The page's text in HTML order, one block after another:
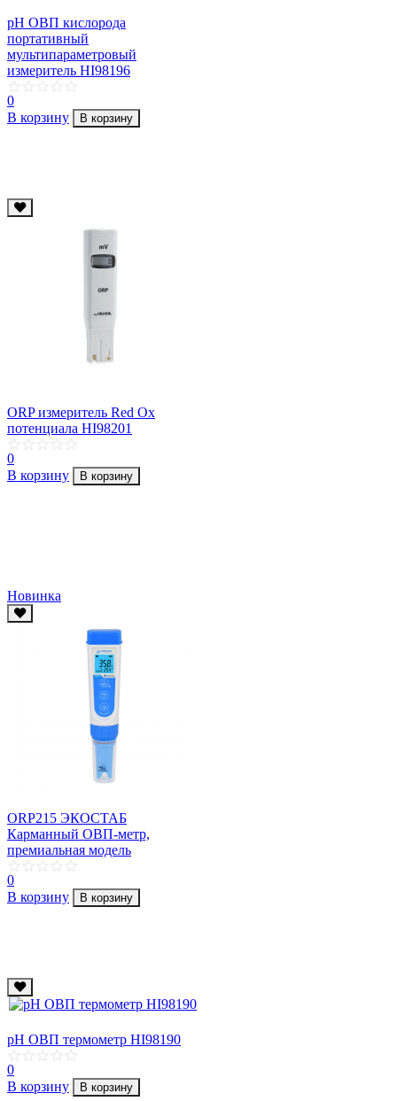
рН ОВП кислорода
портативный
мультипараметровый
измеритель HI98196
0
В корзину
В корзину
ORP измеритель Red Ox
потенциала HI98201
0
В корзину
В корзину
Новинка
ORP215 ЭКОСТАБ
Карманный ОВП-метр,
премиальная модель
0
В корзину
В корзину
pH ОВП термометр HI98190
0
В корзину
В корзину